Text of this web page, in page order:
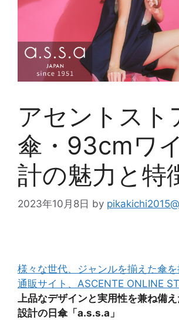
アセントスト
傘・93cmワ
計の魅力と特
2023年10月8日 by
様々な世代、ジャンルを揃えた傘
通販サイト、ASCENTE ONLINE
上品なデザインと実用性を兼ね備
設計の日傘「a.s.s.a」